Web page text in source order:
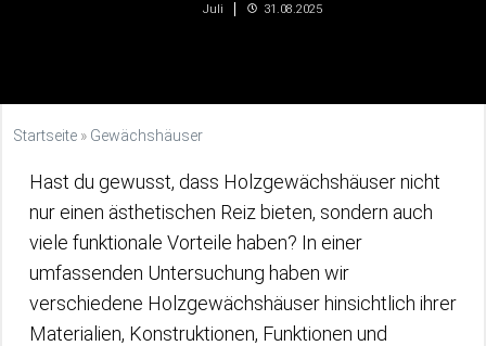
Juli 31.08.2025
Startseite » Gewächshäuser
Hast du gewusst, dass Holzgewächshäuser nicht
nur einen ästhetischen Reiz bieten, sondern auch
viele funktionale Vorteile haben? In einer
umfassenden Untersuchung haben wir
verschiedene Holzgewächshäuser hinsichtlich ihrer
Materialien, Konstruktionen, Funktionen und